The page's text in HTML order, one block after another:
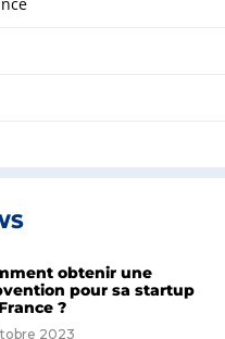
obtenir une
pour sa startup
?
2023